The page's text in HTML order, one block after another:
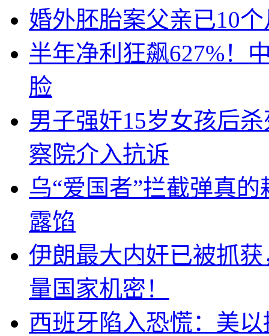
婚外胚胎案父亲已10
半年净利狂飙627%！
脸
男子强奸15岁女孩后
察院介入抗诉
乌“爱国者”拦截弹真
露馅
伊朗最大内奸已被抓
量国家机密！
西班牙陷入恐慌：美